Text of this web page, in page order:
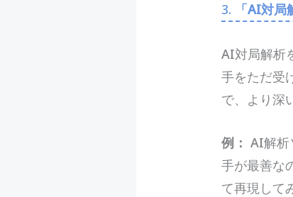
3. 「AI対
AI対局解析
手をただ受
で、より深
例： AI解析
手が最善な
て再現して